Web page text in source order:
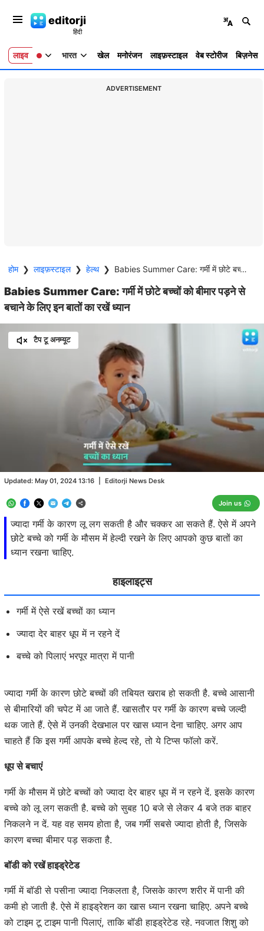
editorji
लाइव भारत खेल मनोरंजन लाइफ़स्टाइल वेब स्टोरीज बिज़नेस
ADVERTISEMENT
होम ❯ लाइफ़स्टाइल ❯ हेल्थ ❯ Babies Summer Care: गर्मी में छोटे बच्चों को बीमार पड़ने से बचाने के लिए इन बातों का रखें ध्यान
Babies Summer Care: गर्मी में छोटे बच्चों को बीमार पड़ने से
बचाने के लिए इन बातों का रखें ध्यान
ज्यादा गर्मी के कारण लू लग सकती है और चक्कर आ सकते हैं. ऐसे में अपने
छोटे बच्चे को गर्मी के मौसम में हेल्दी रखने के लिए आपको कुछ बातों का
ध्यान रखना चाहिए.
Updated: May 01, 2024 13:16 Editorji News Desk
Join us
टैप टू अनम्यूट
Video
Player
is
loading.
Unmute
/
हाइलाइट्स
गर्मी में ऐसे रखें बच्चों का ध्यान
ज्यादा देर बाहर धूप में न रहने दें
बच्चे को पिलाएं भरपूर मात्रा में पानी
ज्यादा गर्मी के कारण छोटे बच्चों की तबियत खराब हो सकती है. बच्चे आसानी
से बीमारियों की चपेट में आ जाते हैं. खासतौर पर गर्मी के कारण बच्चे जल्दी
थक जाते हैं. ऐसे में उनकी देखभाल पर खास ध्यान देना चाहिए. अगर आप
चाहते हैं कि इस गर्मी आपके बच्चे हेल्द रहे, तो ये टिप्स फॉलो करें.
धूप से बचाएं
गर्मी के मौसम में छोटे बच्चों को ज्यादा देर बाहर धूप में न रहने दें. इसके कारण
बच्चे को लू लग सकती है. बच्चे को सुबह 10 बजे से लेकर 4 बजे तक बाहर
निकलने न दें. यह वह समय होता है, जब गर्मी सबसे ज्यादा होती है, जिसके
कारण बच्चा बीमार पड़ सकता है.
बॉडी को रखें हाइड्रेटेड
गर्मी में बॉडी से पसीना ज्यादा निकलता है, जिसके कारण शरीर में पानी की
कमी हो जाती है. ऐसे में हाइड्रेशन का खास ध्यान रखना चाहिए. अपने बच्चे
को टाइम टू टाइम पानी पिलाएं, ताकि बॉडी हाइड्रेटेड रहे. नवजात शिशु को